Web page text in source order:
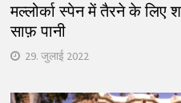
मल्लोर्का स्पेन में तैरने के लिए
साफ़ पानी
29. जुलाई 2022